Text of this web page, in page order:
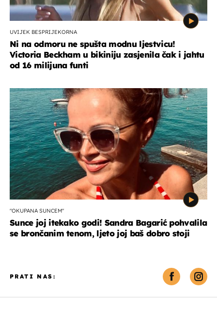
UVIJEK BESPRIJEKORNA
Ni na odmoru ne spušta modnu ljestvicu!
Victoria Beckham u bikiniju zasjenila čak i jahtu
od 16 milijuna funti
"OKUPANA SUNCEM"
Sunce joj itekako godi! Sandra Bagarić pohvalila
se brončanim tenom, ljeto joj baš dobro stoji
PRATI NAS: